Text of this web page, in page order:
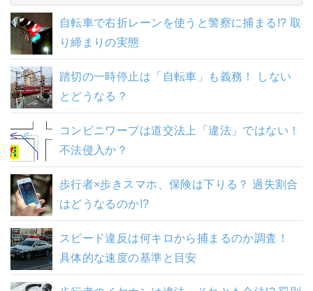
自転車で右折レーンを使うと警察に捕まる!? 取
り締まりの実態
踏切の一時停止は「自転車」も義務！ しない
とどうなる？
コンビニワープは道交法上「違法」ではない！
不法侵入か？
歩行者×歩きスマホ、保険は下りる？ 過失割合
はどうなるのか!?
スピード違反は何キロから捕まるのか調査！
具体的な速度の基準と目安